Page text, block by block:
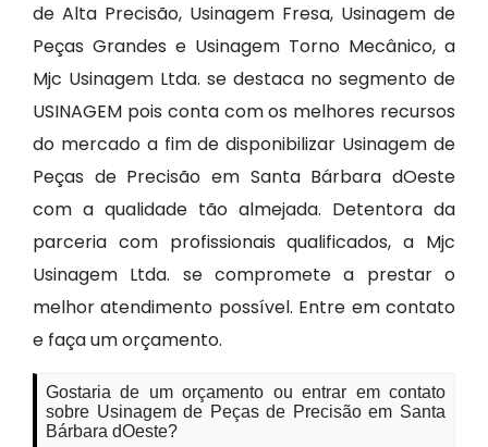
de Alta Precisão, Usinagem Fresa, Usinagem de
Peças Grandes e Usinagem Torno Mecânico, a
Mjc Usinagem Ltda. se destaca no segmento de
USINAGEM pois conta com os melhores recursos
do mercado a fim de disponibilizar Usinagem de
Peças de Precisão em Santa Bárbara dOeste
com a qualidade tão almejada. Detentora da
parceria com profissionais qualificados, a Mjc
Usinagem Ltda. se compromete a prestar o
melhor atendimento possível. Entre em contato
e faça um orçamento.
Gostaria de um orçamento ou entrar em contato
sobre Usinagem de Peças de Precisão em Santa
Bárbara dOeste?